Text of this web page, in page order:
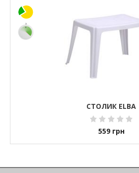
СТОЛИК ELBA
559 грн